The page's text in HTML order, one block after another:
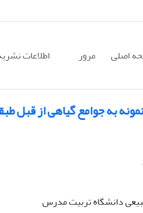
اصلی مرور اطلاعات
به جوامع گیاهی از قبل
دانشگاه تربیت مدرس